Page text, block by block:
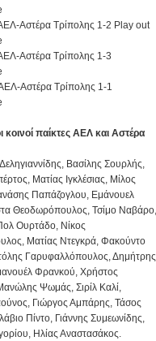
Αστέρα Τρίπολης 1-2 Play out
Αστέρα Τρίπολης 1-3
Αστέρα Τρίπολης 1-1
κοινοί παίκτες ΑΕΛ και Αστέρα
Βασίλης Σουρλής,
Ματίας Ιγκλέσιας, Μίλος
Παπάζογλου, Εμάνουελ
Θεοδωρόπουλος, Τσίμο Ναβάρο,
Ουρτάδο, Νίκος
Ματίας Ντεγκρά, Φακούντο
Γαρυφαλλόπουλος, Δημήτρης
Φρανκού, Χρήστος
Ψωμάς, Σιρίλ Καλί,
Γιώργος Αμπάρης, Τάσος
Πίντο, Γιάννης Συμεωνίδης,
Ηλίας Αναστασάκος.